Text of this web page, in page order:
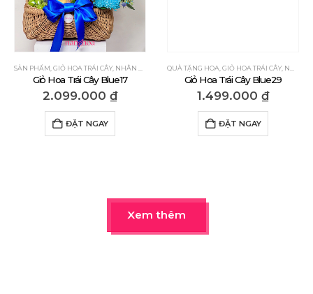
SẢN PHẨM GIỎ HOA TRÁI CÂY NHÂN DỊP QUÀ TẶNG CẢM ƠN, QUÀ TẶNG CHÚC MỪNG
Giỏ Hoa Trái Cây Blue17
2.099.000 ₫
ĐẶT NGAY
QUÀ TẶNG HOA GIỎ HOA TRÁI CÂY NHÂN DỊP
Giỏ Hoa Trái Cây Blue29
1.499.000 ₫
ĐẶT NGAY
Xem thêm